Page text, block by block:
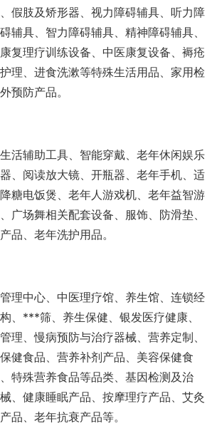
假肢及矫形器、视力障碍辅具、听力障
辅具、智力障碍辅具、精神障碍辅具、
复理疗训练设备、中医康复设备、褥疮
理、进食洗漱等特殊生活用品、家用检
预防产品。
活辅助工具、智能穿戴、老年休闲娱乐
、阅读放大镜、开瓶器、老年手机、适
糖电饭煲、老年人游戏机、老年益智游
广场舞相关配套设备、服饰、防滑垫、
品、老年洗护用品。
理中心、中医理疗馆、养生馆、连锁经
、***筛、养生保健、银发医疗健康、
理、慢病预防与治疗器械、营养定制、
健食品、营养补剂产品、美容保健食
特殊营养食品等品类、基因检测及治
、健康睡眠产品、按摩理疗产品、艾灸
品、老年抗衰产品等。